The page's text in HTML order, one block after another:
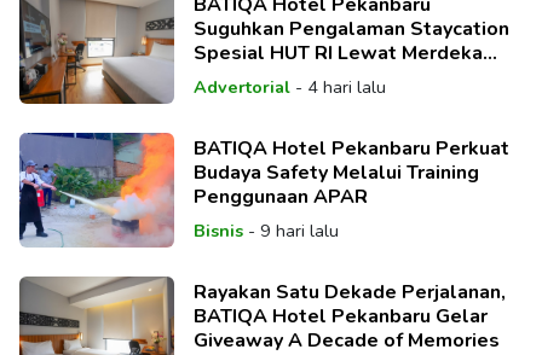
Suguhkan Pengalaman Staycation
Spesial HUT RI Lewat Merdeka
Deal Package
Advertorial- 4 hari lalu
BATIQA Hotel Pekanbaru Perkuat
Budaya Safety Melalui Training
Penggunaan APAR
Bisnis- 9 hari lalu
Rayakan Satu Dekade Perjalanan,
BATIQA Hotel Pekanbaru Gelar
Giveaway A Decade of Memories